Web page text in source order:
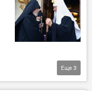
РПЦ
Еще 3